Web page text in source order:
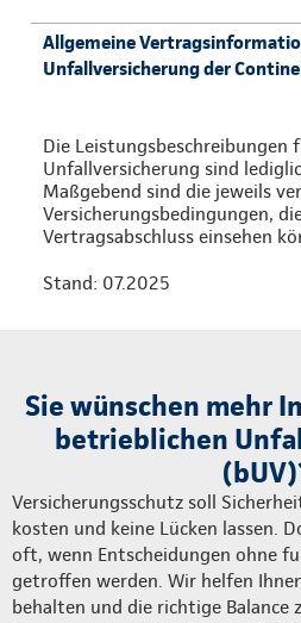
Allgemeine
Unfallversicherung der
Die Leistungsbeschreibungen
Unfallversicherung sind
Maßgebend sind die jeweils
Versicherungsbedingungen,
Vertragsabschluss einsehen
Stand: 07.2025
Sie wünschen mehr
betrieblichen
Versicherungsschutz soll
kosten und keine Lücken lassen.
oft, wenn Entscheidungen ohne
getroffen werden. Wir helfen
behalten und die richtige Balance